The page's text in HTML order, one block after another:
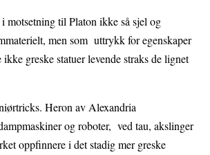
motsetning til Platon ikke så sjel og
men som uttrykk for egenskaper
greske statuer levende straks de lignet
Heron av Alexandria
og roboter, ved tau, akslinger
oppfinnere i det stadig mer greske